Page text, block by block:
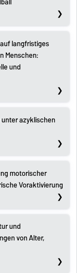
langfristiges
Menschen:
und
azyklischen
motorischer
Voraktivierung
und
von Alter,